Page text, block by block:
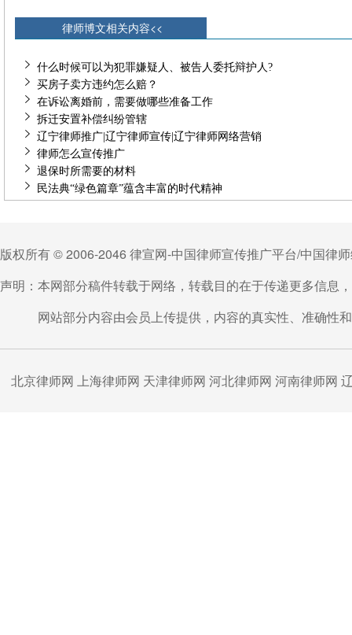
律师博文相关内容<<
什么时候可以为犯罪嫌疑人、被告人委托辩护人?
买房子卖方违约怎么赔？
在诉讼离婚前，需要做哪些准备工作
拆迁安置补偿纠纷管辖
辽宁律师推广|辽宁律师宣传|辽宁律师网络营销
律师怎么宣传推广
退保时所需要的材料
民法典“绿色篇章”蕴含丰富的时代精神
版权所有 © 2006-2046 律宣网-中国律师宣传推广平台/中国律
声明：本网部分稿件转载于网络，转载目的在于传递更多信息
网站部分内容由会员上传提供，内容的真实性、准确性和
北京律师网 上海律师网 天津律师网 河北律师网 河南律师网